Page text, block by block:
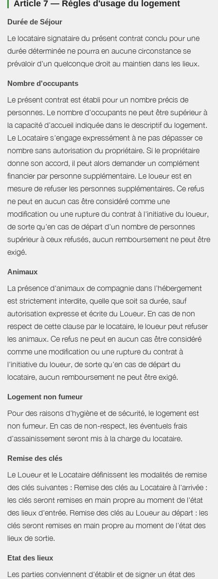
Article 7 — Règles d'usage du logement
Durée de Séjour
Le locataire signataire du présent contrat conclu pour une
durée déterminée ne pourra en aucune circonstance se
prévaloir d'un quelconque droit au maintien dans les lieux.
Nombre d'occupants
Le présent contrat est établi pour un nombre précis de
personnes. Le nombre d’occupants ne peut être supérieur à
la capacité d’accueil indiquée dans le descriptif du logement.
Le Locataire s'engage expressément à ne pas dépasser ce
nombre sans autorisation du propriétaire. Si le propriétaire
donne son accord, il peut alors demander un complément
financier par personne supplémentaire. Le loueur est en
mesure de refuser les personnes supplémentaires. Ce refus
ne peut en aucun cas être considéré comme une
modification ou une rupture du contrat à l'initiative du loueur,
de sorte qu'en cas de départ d'un nombre de personnes
supérieur à ceux refusés, aucun remboursement ne peut être
exigé.
Animaux
La présence d'animaux de compagnie dans l’hébergement
est strictement interdite, quelle que soit sa durée, sauf
autorisation expresse et écrite du Loueur. En cas de non
respect de cette clause par le locataire, le loueur peut refuser
les animaux. Ce refus ne peut en aucun cas être considéré
comme une modification ou une rupture du contrat à
l'initiative du loueur, de sorte qu'en cas de départ du
locataire, aucun remboursement ne peut être exigé.
Logement non fumeur
Pour des raisons d’hygiène et de sécurité, le logement est
non fumeur. En cas de non-respect, les éventuels frais
d’assainissement seront mis à la charge du locataire.
Remise des clés
Le Loueur et le Locataire définissent les modalités de remise
des clés suivantes : Remise des clés au Locataire à l'arrivée :
les clés seront remises en main propre au moment de l'état
des lieux d'entrée. Remise des clés au Loueur au départ : les
clés seront remises en main propre au moment de l'état des
lieux de sortie.
Etat des lieux
Les parties conviennent d'établir et de signer un état des